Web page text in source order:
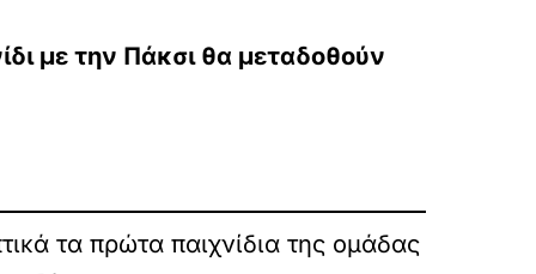
με την Πάκσι θα μεταδοθούν
τα πρώτα παιχνίδια της ομάδας